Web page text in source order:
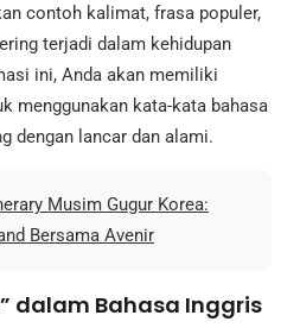
contoh kalimat, frasa populer,
terjadi dalam kehidupan
ini, Anda akan memiliki
menggunakan kata-kata bahasa
dengan lancar dan alami.
Musim Gugur Korea:
Bersama Avenir
dalam Bahasa Inggris